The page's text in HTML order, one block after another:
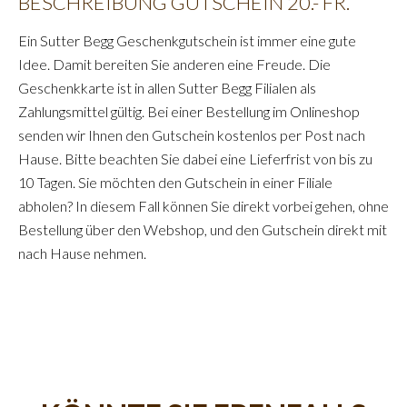
Ein Sutter Begg Geschenkgutschein ist immer eine gute
Idee. Damit bereiten Sie anderen eine Freude. Die
Geschenkkarte ist in allen Sutter Begg Filialen als
Zahlungsmittel gültig. Bei einer Bestellung im Onlineshop
senden wir Ihnen den Gutschein kostenlos per Post nach
Hause. Bitte beachten Sie dabei eine Lieferfrist von bis zu
10 Tagen. Sie möchten den Gutschein in einer Filiale
abholen? In diesem Fall können Sie direkt vorbei gehen, ohne
Bestellung über den Webshop, und den Gutschein direkt mit
nach Hause nehmen.